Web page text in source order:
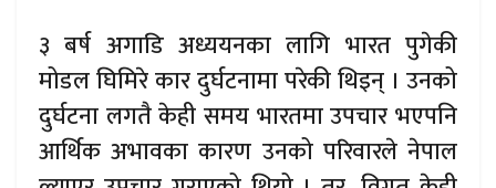
३ बर्ष अगाडि अध्ययनका लागि भारत पुगेकी
मोडल घिमिरे कार दुर्घटनामा परेकी थिइन् । उनको
दुर्घटना लगतै केही समय भारतमा उपचार भएपनि
आर्थिक अभावका कारण उनको परिवारले नेपाल